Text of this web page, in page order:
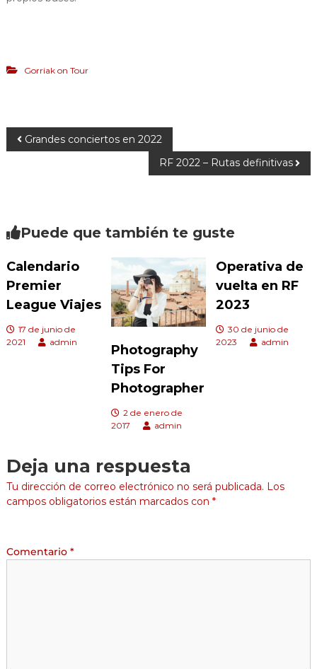
Gorriak on Tour
Grandes conciertos en 2022
RF 2022 – Rutas definitivas
Puede que también te guste
Calendario
Premier
League Viajes
17 de junio de
2021
admin
Photography
Tips For
Photographer
2 de enero de
2017
admin
Operativa de
vuelta en RF
2023
30 de junio de
2023
admin
Deja una respuesta
Tu dirección de correo electrónico no será publicada. Los
campos obligatorios están marcados con *
Comentario *